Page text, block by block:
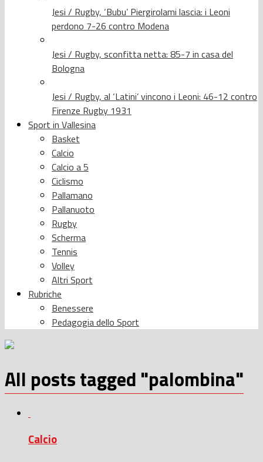
Jesi / Rugby, ‘Bubu’ Piergirolami lascia: i Leoni
perdono 7-26 contro Modena
Jesi / Rugby, sconfitta netta: 85-7 in casa del
Bologna
Jesi / Rugby, al ‘Latini’ vincono i Leoni: 46-12 contro
Firenze Rugby 1931
Sport in Vallesina
Basket
Calcio
Calcio a 5
Ciclismo
Pallamano
Pallanuoto
Rugby
Scherma
Tennis
Volley
Altri Sport
Rubriche
Benessere
Pedagogia dello Sport
All posts tagged "palombina"
Calcio